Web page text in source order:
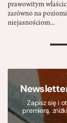
prawowitym
zarówno na
niejasnościom...
>
Zapisz się i
premierą,